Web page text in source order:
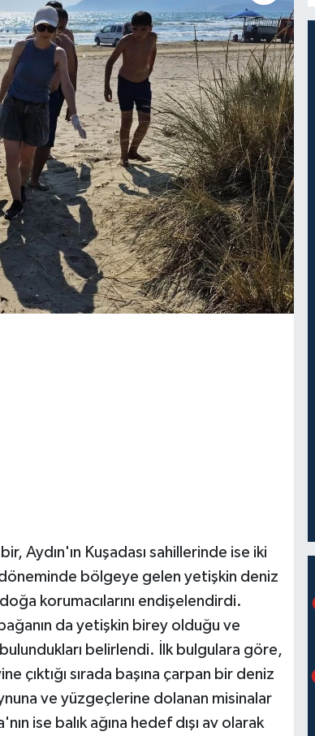
Aydın'ın Kuşadası sahillerinde ise iki
bölgeye gelen yetişkin deniz
korumacılarını endişelendirdi.
da yetişkin birey olduğu ve
bulundukları belirlendi. İlk bulgulara göre,
çıktığı sırada başına çarpan bir deniz
ve yüzgeçlerine dolanan misinalar
ise balık ağına hedef dışı av olarak